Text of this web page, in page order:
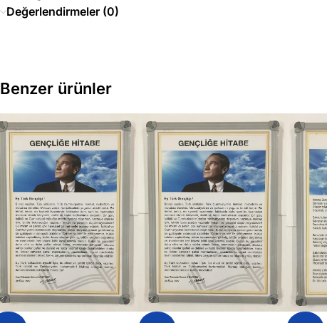
Değerlendirmeler (0)
Benzer ürünler